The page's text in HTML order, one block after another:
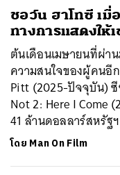
ชอว์น ฮาโทซี เมื่
ทางการแสดงให้
ต้นเดือนเมษายนที่ผ่า
ความสนใจของผู้คนอี
Pitt (2025-ปัจจุบัน)
Not 2: Here I Come
41 ล้านดอลลาร์สหรัฐ
โดย Man On Film